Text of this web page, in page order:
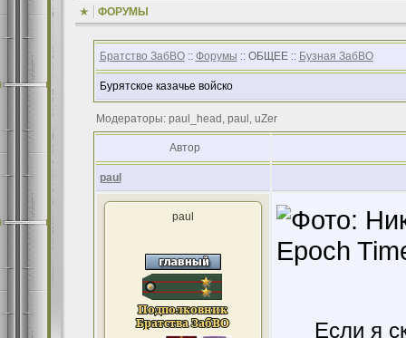
ФОРУМЫ
Братство ЗабВО:: Форумы :: ОБЩЕЕ :: Бузная ЗабВО
Бурятское казачье войско
Модераторы: paul_head, paul, uZer
Автор
paul
paul
Если я